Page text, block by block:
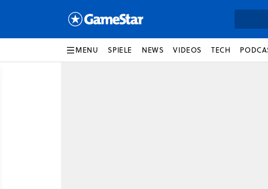
MENU SPIELE NEWS VIDEOS TECH